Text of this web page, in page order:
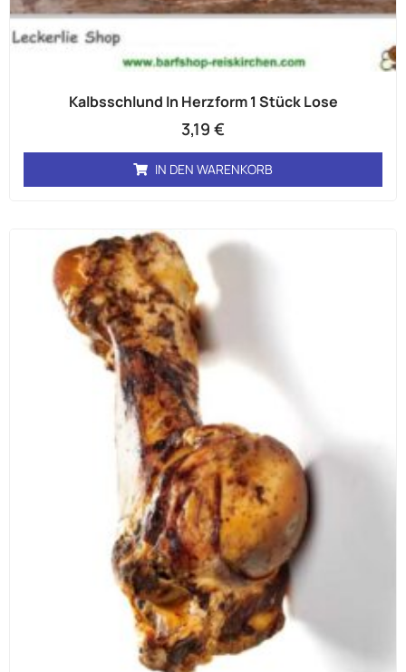
Kalbsschlund In Herzform 1 Stück Lose
3,19 €
IN DEN WARENKORB